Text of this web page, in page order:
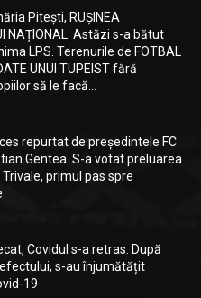
Pitești, RUȘINEA
NAȚIONAL. Astăzi s-a bătut
LPS. Terenurile de FOTBAL
UNUI TUPEIST fără
să le facă...
repurtat de președintele FC
Gentea. S-a votat preluarea
primul pas spre
Covidul s-a retras. După
s-au înjumătățit
19